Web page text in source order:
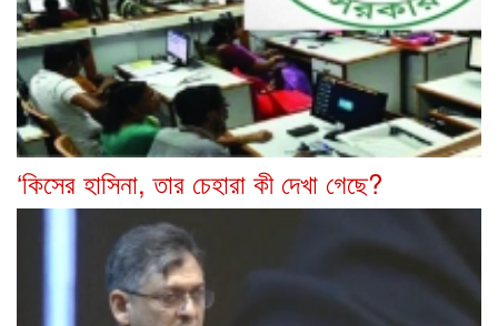
‘কিসের হাসিনা, তার চেহারা কী দেখা গেছে?